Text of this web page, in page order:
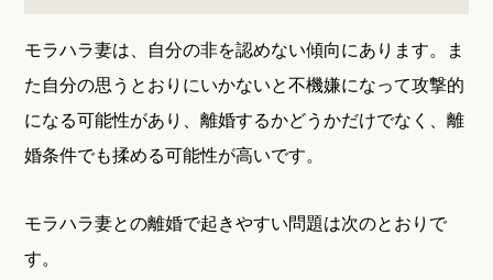
モラハラ妻は、自分の非を認めない傾向にあります。ま
た自分の思うとおりにいかないと不機嫌になって攻撃的
になる可能性があり、離婚するかどうかだけでなく、離
婚条件でも揉める可能性が高いです。
モラハラ妻との離婚で起きやすい問題は次のとおりで
す。